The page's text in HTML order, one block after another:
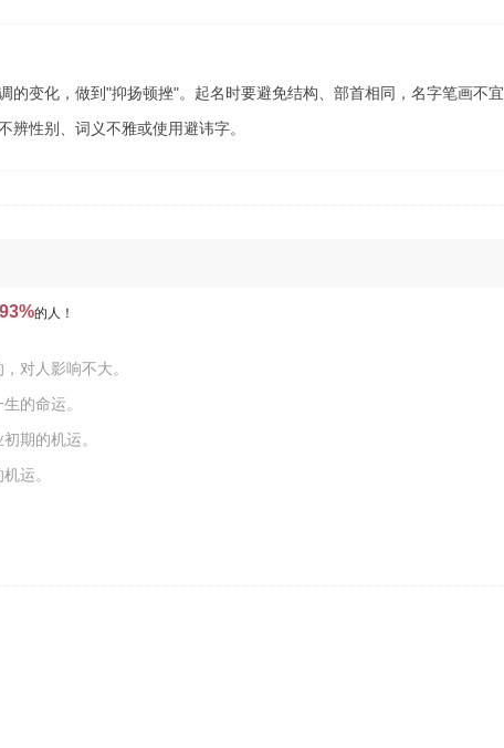
变化，做到"抑扬顿挫"。起名时要避免结构、部首相同，名字笔画不宜
性别、词义不雅或使用避讳字。
的人！
对人影响不大。
的命运。
期的机运。
运。